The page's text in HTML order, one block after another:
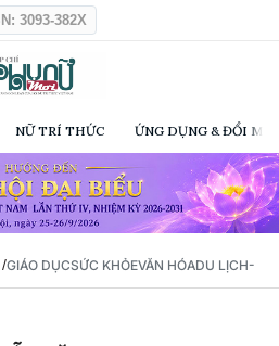
3093-382X
NỮ TRÍ THỨC ỨNG DỤNG & ĐỔI
/GIÁO DỤCSỨC KHỎEVĂN HÓADU LỊCH-